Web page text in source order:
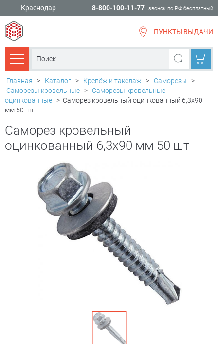
Краснодар 8-800-100-11-77 звонок по РФ бесплатный
ПУНКТЫ ВЫДАЧИ
Каталог товаров
Главная > Каталог > Крепёж и такелаж > Саморезы
>
Саморезы кровельные >
Саморезы кровельные
оцинкованные > Саморез кровельный оцинкованный 6,3х90
мм 50 шт
Саморез кровельный
оцинкованный 6,3х90 мм 50 шт